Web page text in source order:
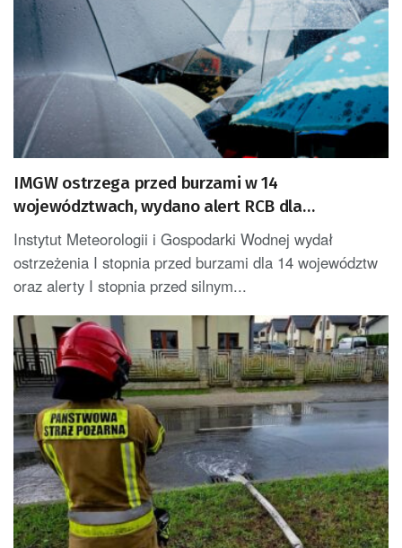
IMGW ostrzega przed burzami w 14
województwach, wydano alert RCB dla
województwa podkarpackiego
Instytut Meteorologii i Gospodarki Wodnej wydał
ostrzeżenia I stopnia przed burzami dla 14 województw
oraz alerty I stopnia przed silnym...